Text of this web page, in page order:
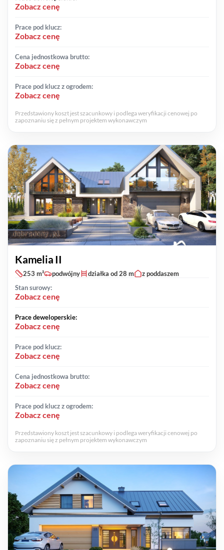
Zobacz cenę
Prace pod klucz:
Zobacz cenę
Cena jednostkowa brutto:
Zobacz cenę
Prace pod klucz z ogrodem:
Zobacz cenę
Przedstawiony koszt jest szacunkowy i podlega weryfikacji cenowej po
zapoznaniu się z pełnym projektem wykonawczym
Kamelia II
253 m² podwójny działka od 28 m
z poddaszem
Stan surowy:
Zobacz cenę
Prace deweloperskie:
Zobacz cenę
Prace pod klucz:
Zobacz cenę
Cena jednostkowa brutto:
Zobacz cenę
Prace pod klucz z ogrodem:
Zobacz cenę
Przedstawiony koszt jest szacunkowy i podlega weryfikacji cenowej po
zapoznaniu się z pełnym projektem wykonawczym